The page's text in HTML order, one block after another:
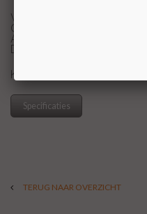
VERMOGEN 7-10 KW
GEWICHT 87 KG
AFWERKINGSMAAT 675 x
DIAMETER ROOKKANAAL ø
KOM VOOR UW PRIJS
Specificaties
TERUG NAAR OVERZICHT